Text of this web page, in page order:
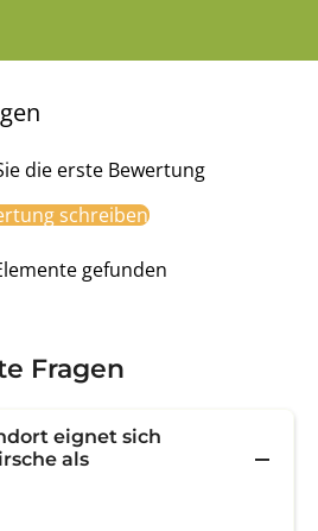
die erste Bewertung
schreiben
gefunden
Fragen
eignet sich
als